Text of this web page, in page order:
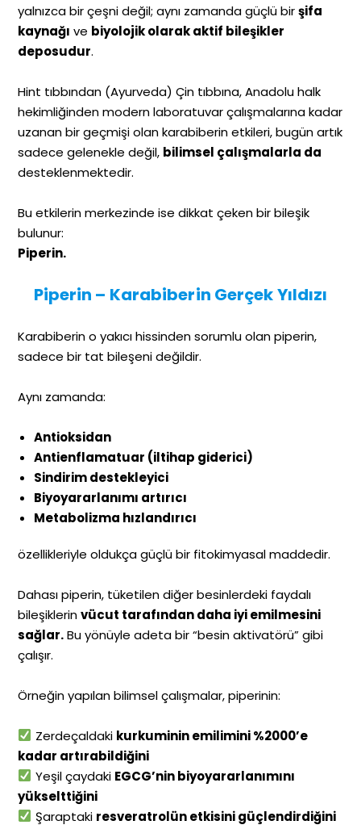
yalnızca bir çeşni değil; aynı zamanda güçlü birşifa
kaynağı ve biyolojik olarak aktif bileşikler
deposudur.
Hint tıbbından (Ayurveda) Çin tıbbına, Anadolu halk
hekimliğinden modern laboratuvar çalışmalarına kadar
uzanan bir geçmişi olan karabiberin etkileri, bugün artık
sadece gelenekle değil, bilimsel çalışmalarla da
desteklenmektedir.
Bu etkilerin merkezinde ise dikkat çeken bir bileşik
bulunur:
Piperin.
Piperin – Karabiberin Gerçek Yıldızı
Karabiberin o yakıcı hissinden sorumlu olan piperin,
sadece bir tat bileşeni değildir.
Aynı zamanda:
Antioksidan
Antienflamatuar (iltihap giderici)
Sindirim destekleyici
Biyoyararlanımı artırıcı
Metabolizma hızlandırıcı
özellikleriyle oldukça güçlü bir fitokimyasal maddedir.
Dahası piperin, tüketilen diğer besinlerdeki faydalı
bileşiklerinvücut tarafından daha iyi emilmesini
sağlar.Bu yönüyle adeta bir “besin aktivatörü” gibi
çalışır.
Örneğin yapılan bilimsel çalışmalar, piperinin:
Zerdeçaldaki kurkuminin emilimini %2000’e
kadar artırabildiğini
Yeşil çaydaki EGCG’nin biyoyararlanımını
yükselttiğini
Şaraptaki resveratrolün etkisini güçlendirdiğini